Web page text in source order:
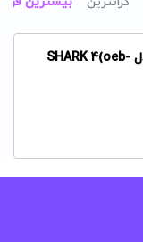
هندزفری بیسیم اورایمو مدل SHARK 4(oeb-